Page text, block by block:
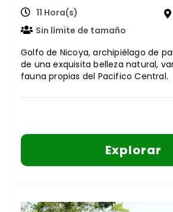
11 Hora(s)
Sin límite de tamaño
Golfo de Nicoya, archipiélago de
de una exquisita belleza natural,
fauna propias del Pacifico Central.
Explorar